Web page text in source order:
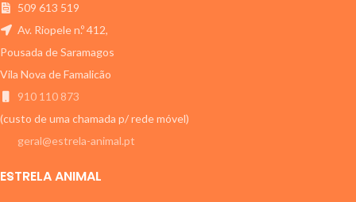
509 613 519
Av. Riopele n.º 412,
Pousada de Saramagos
Vila Nova de Famalicão
910 110 873
(custo de uma chamada p/ rede móvel)
geral@estrela-animal.pt
ESTRELA ANIMAL